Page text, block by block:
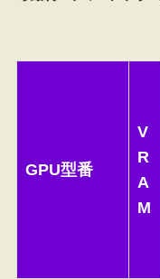
GPU型番
V
R
A
M